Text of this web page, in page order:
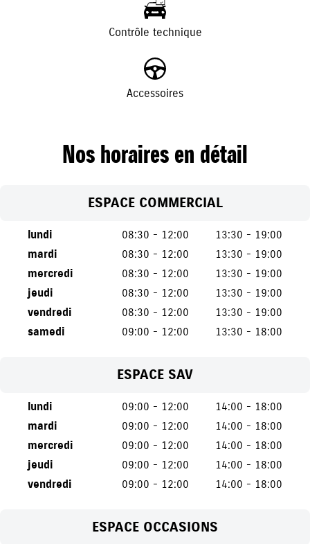
Contrôle technique
Accessoires
Nos horaires en détail
ESPACE COMMERCIAL
lundi 08:30 - 12:00
13:30 - 19:00
mardi
08:30 - 12:00
13:30 - 19:00
mercredi
08:30 - 12:00
13:30 - 19:00
jeudi
08:30 - 12:00
13:30 - 19:00
vendredi
08:30 - 12:00
13:30 - 19:00
samedi
09:00 - 12:00 13:30 - 18:00
ESPACE SAV
lundi 09:00 - 12:00
14:00 - 18:00
mardi
09:00 - 12:00
14:00 - 18:00
mercredi
09:00 - 12:00
14:00 - 18:00
jeudi
09:00 - 12:00
14:00 - 18:00
vendredi
09:00 - 12:00 14:00 - 18:00
ESPACE OCCASIONS